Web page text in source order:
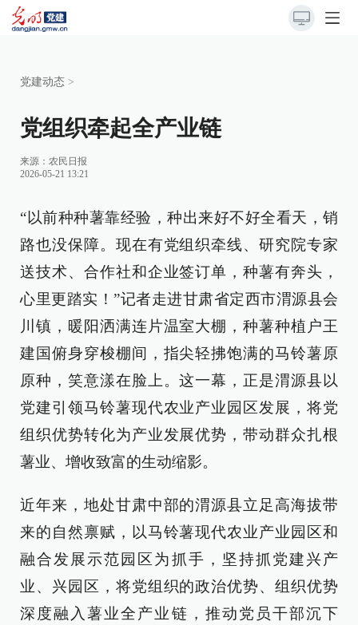
党建动态 >
党组织牵起全产业链
来源： 农民日报
2026-05-21 13:21
“以前种种薯靠经验，种出来好不好全看天，销
路也没保障。现在有党组织牵线、研究院专家
送技术、合作社和企业签订单，种薯有奔头，
心里更踏实！”记者走进甘肃省定西市渭源县会
川镇，暖阳洒满连片温室大棚，种薯种植户王
建国俯身穿梭棚间，指尖轻拂饱满的马铃薯原
原种，笑意漾在脸上。这一幕，正是渭源县以
党建引领马铃薯现代农业产业园区发展，将党
组织优势转化为产业发展优势，带动群众扎根
薯业、增收致富的生动缩影。
近年来，地处甘肃中部的渭源县立足高海拔带
来的自然禀赋，以马铃薯现代农业产业园区和
融合发展示范园区为抓手，坚持抓党建兴产
业、兴园区，将党组织的政治优势、组织优势
深度融入薯业全产业链，推动党员干部沉下